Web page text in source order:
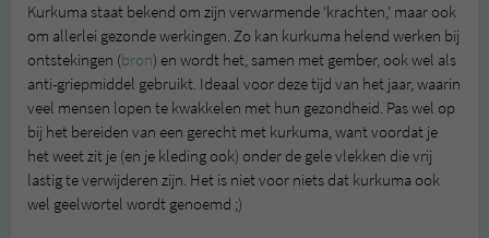
Kurkuma staat bekend om zijn verwarmende ‘krachten,’ maar ook
om allerlei gezonde werkingen. Zo kan kurkuma helend werken bij
ontstekingen (bron) en wordt het, samen met gember, ook wel als
anti-griepmiddel gebruikt. Ideaal voor deze tijd van het jaar, waarin
veel mensen lopen te kwakkelen met hun gezondheid. Pas wel op
bij het bereiden van een gerecht met kurkuma, want voordat je
het weet zit je (en je kleding ook) onder de gele vlekken die vrij
lastig te verwijderen zijn. Het is niet voor niets dat kurkuma ook
wel geelwortel wordt genoemd ;)